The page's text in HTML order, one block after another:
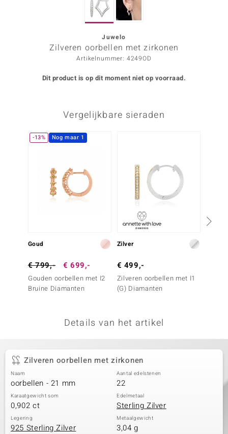
Juwelo
Zilveren oorbellen met zirkonen
Artikelnummer: 4249OD
Dit product is op dit moment niet op voorraad.
Vergelijkbare sieraden
-13% Nog maar 1
Goud
€ 799,- € 699,-
Gouden oorbellen met I2
Bruine Diamanten
Zilver
€ 499,-
Zilveren oorbellen met I1
(G) Diamanten
Details van het artikel
Zilveren oorbellen met zirkonen
Naam
oorbellen - 21 mm
Aantal edelstenen
22
Karaatgewicht som
0,902 ct
Edelmetaal
Sterling Zilver
Legering
925 Sterling Zilver
Metaalgewicht
3,04 g